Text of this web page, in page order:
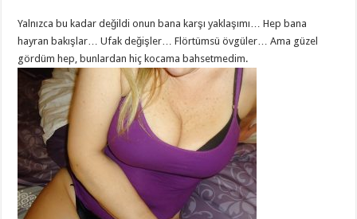
Yalnızca bu kadar değildi onun bana karşı yaklaşımı… Hep bana
hayran bakışlar… Ufak değişler… Flörtümsü övgüler… Ama güzel
gördüm hep, bunlardan hiç kocama bahsetmedim.